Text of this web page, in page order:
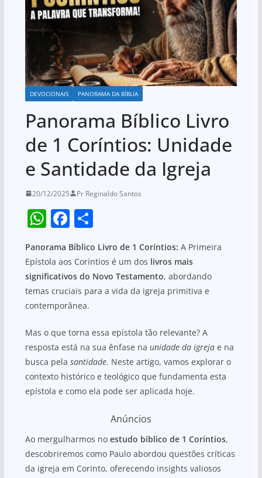
DEVOCIONAIS PANORAMA DA BÍBLIA
Panorama Bíblico Livro
de 1 Coríntios: Unidade
e Santidade da Igreja
20/12/2025 Pr Reginaldo Santos
W
at
s
A
p
p
F
a
c
e
b
o
o
k
S
h
ar
e
Panorama Bíblico Livro de 1 Coríntios: A Primeira
Epístola aos Coríntios é um dos livros mais
significativos do Novo Testamento, abordando
temas cruciais para a vida da igreja primitiva e
contemporânea.
Mas o que torna essa epístola tão relevante? A
resposta está na sua ênfase na unidade da igrejae na
busca pela santidade. Neste artigo, vamos explorar o
contexto histórico e teológico que fundamenta esta
epístola e como ela pode ser aplicada hoje.
Anúncios
Ao mergulharmos no estudo bíblico de 1 Coríntios,
descobriremos como Paulo abordou questões críticas
da igreja em Corinto, oferecendo insights valiosos